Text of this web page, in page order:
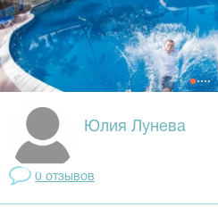
Юлия Лунева
0 отзывов